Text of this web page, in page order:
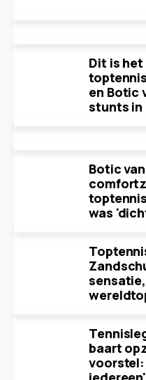
Dit is
en Botic
stunts in
Botic
was
baart
voorstel: